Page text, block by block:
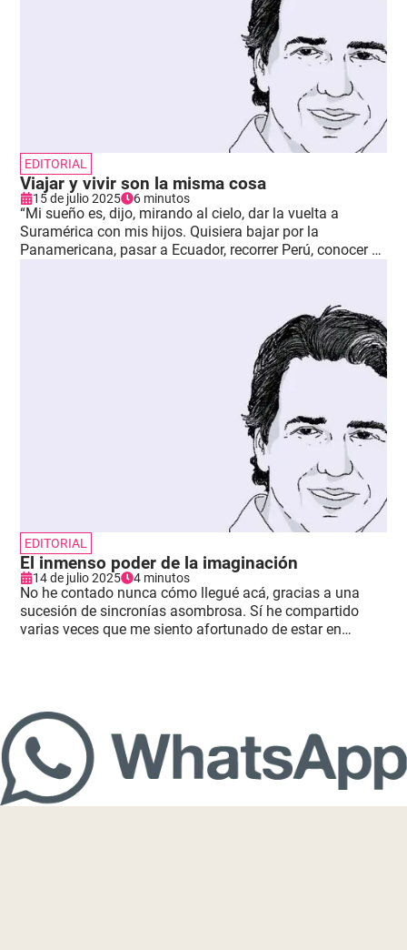
EDITORIAL
Viajar y vivir son la misma cosa
15 de julio 2025 6 minutos
“Mi sueño es, dijo, mirando al cielo, dar la vuelta a
Suramérica con mis hijos. Quisiera bajar por la
Panamericana, pasar a Ecuador, recorrer Perú, conocer el
EDITORIAL
El inmenso poder de la imaginación
14 de julio 2025 4 minutos
No he contado nunca cómo llegué acá, gracias a una
sucesión de sincronías asombrosa. Sí he compartido
varias veces que me siento afortunado de estar en